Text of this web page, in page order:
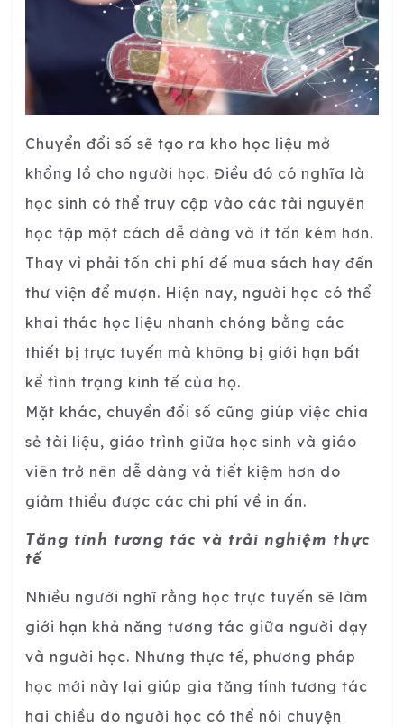
Chuyển đổi số sẽ tạo ra kho học liệu mở
khổng lồ cho người học. Điều đó có nghĩa là
học sinh có thể truy cập vào các tài nguyên
học tập một cách dễ dàng và ít tốn kém hơn.
Thay vì phải tốn chi phí để mua sách hay đến
thư viện để mượn. Hiện nay, người học có thể
khai thác học liệu nhanh chóng bằng các
thiết bị trực tuyến mà không bị giới hạn bất
kể tình trạng kinh tế của họ.
Mặt khác, chuyển đổi số cũng giúp việc chia
sẻ tài liệu, giáo trình giữa học sinh và giáo
viên trở nên dễ dàng và tiết kiệm hơn do
giảm thiểu được các chi phí về in ấn.
Tăng tính tương tác và trải nghiệm thực
tế
Nhiều người nghĩ rằng học trực tuyến sẽ làm
giới hạn khả năng tương tác giữa người dạy
và người học. Nhưng thực tế, phương pháp
học mới này lại giúp gia tăng tính tương tác
hai chiều do người học có thể nói chuyện